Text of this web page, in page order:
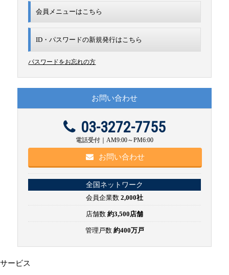
会員メニューはこちら
ID・パスワードの新規発行はこちら
パスワードをお忘れの方
お問い合わせ
03-3272-7755
電話受付｜AM9:00～PM6:00
お問い合わせ
全国ネットワーク
会員企業数 2,000社
店舗数 約3,500店舗
管理戸数 約400万戸
サービス